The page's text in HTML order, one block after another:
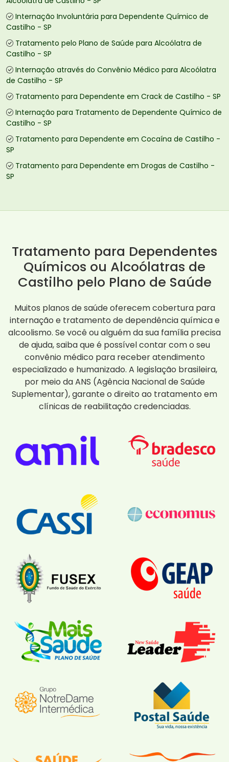
Internação Involuntária para Dependente Químico de
Castilho - SP
Tratamento pelo Plano de Saúde para Alcoólatra de
Castilho - SP
Internação através do Convênio Médico para Alcoólatra
de Castilho - SP
Tratamento para Dependente em Crack de Castilho - SP
Internação para Tratamento de Dependente Químico de
Castilho - SP
Tratamento para Dependente em Cocaína de Castilho -
SP
Tratamento para Dependente em Drogas de Castilho -
SP
Tratamento para Dependentes
Químicos ou Alcoólatras de
Castilho pelo Plano de Saúde
Muitos planos de saúde oferecem cobertura para
internação e tratamento de dependência química e
alcoolismo. Se você ou alguém da sua família precisa
de ajuda, saiba que é possível contar com o seu
convênio médico para receber atendimento
especializado e humanizado. A legislação brasileira,
por meio da ANS (Agência Nacional de Saúde
Suplementar), garante o direito ao tratamento em
clínicas de reabilitação credenciadas.